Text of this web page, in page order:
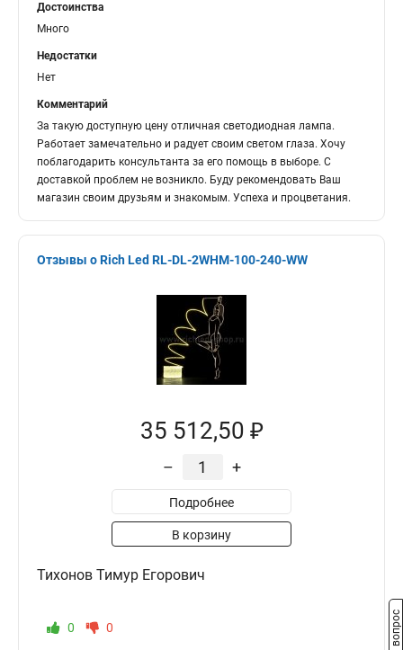
Достоинства
Много
Недостатки
Нет
Комментарий
За такую доступную цену отличная светодиодная лампа.
Работает замечательно и радует своим светом глаза. Хочу
поблагодарить консультанта за его помощь в выборе. С
доставкой проблем не возникло. Буду рекомендовать Ваш
магазин своим друзьям и знакомым. Успеха и процветания.
Отзывы о Rich Led RL-DL-2WHM-100-240-WW
35 512,50 ₽
– +
Подробнее
В корзину
Тихонов Тимур Егорович
0 0